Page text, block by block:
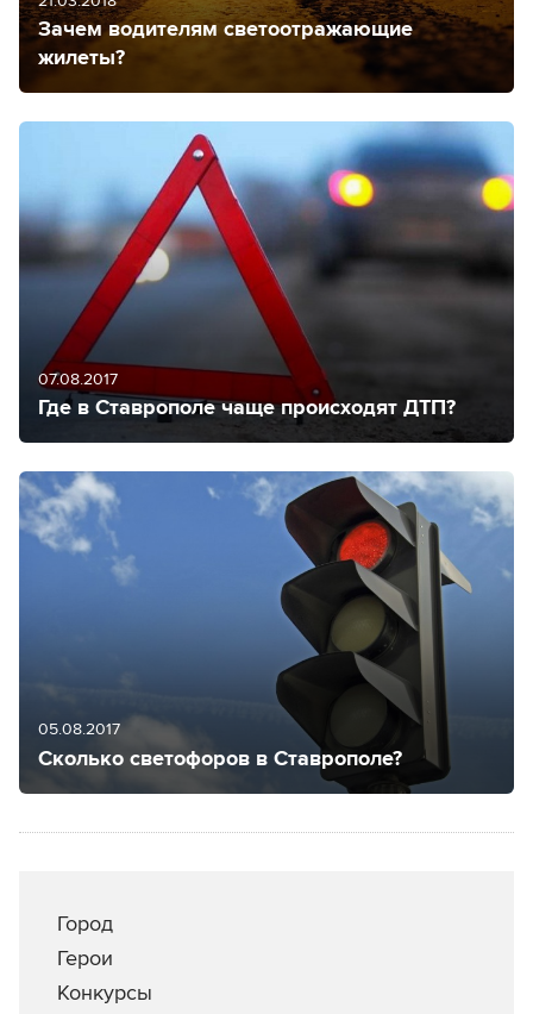
Зачем водителям светоотражающие
жилеты?
07.08.2017
Где в Ставрополе чаще происходят ДТП?
05.08.2017
Сколько светофоров в Ставрополе?
Город
Герои
Конкурсы